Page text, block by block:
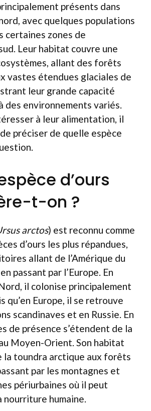
présents dans
avec quelques populations
certaines zones de
Leur habitat couvre une
allant des forêts
vastes étendues glaciales de
leur grande capacité
des environnements variés.
à leur alimentation, il
préciser de quelle espèce
d’ours
t-on ?
arctos) est reconnu comme
d’ours les plus répandues,
allant de l’Amérique du
passant par l’Europe. En
il colonise principalement
qu’en Europe, il se retrouve
scandinaves et en Russie. En
de présence s’étendent de la
Moyen-Orient. Son habitat
la toundra arctique aux forêts
par les montagnes et
périurbaines où il peut
nourriture humaine.